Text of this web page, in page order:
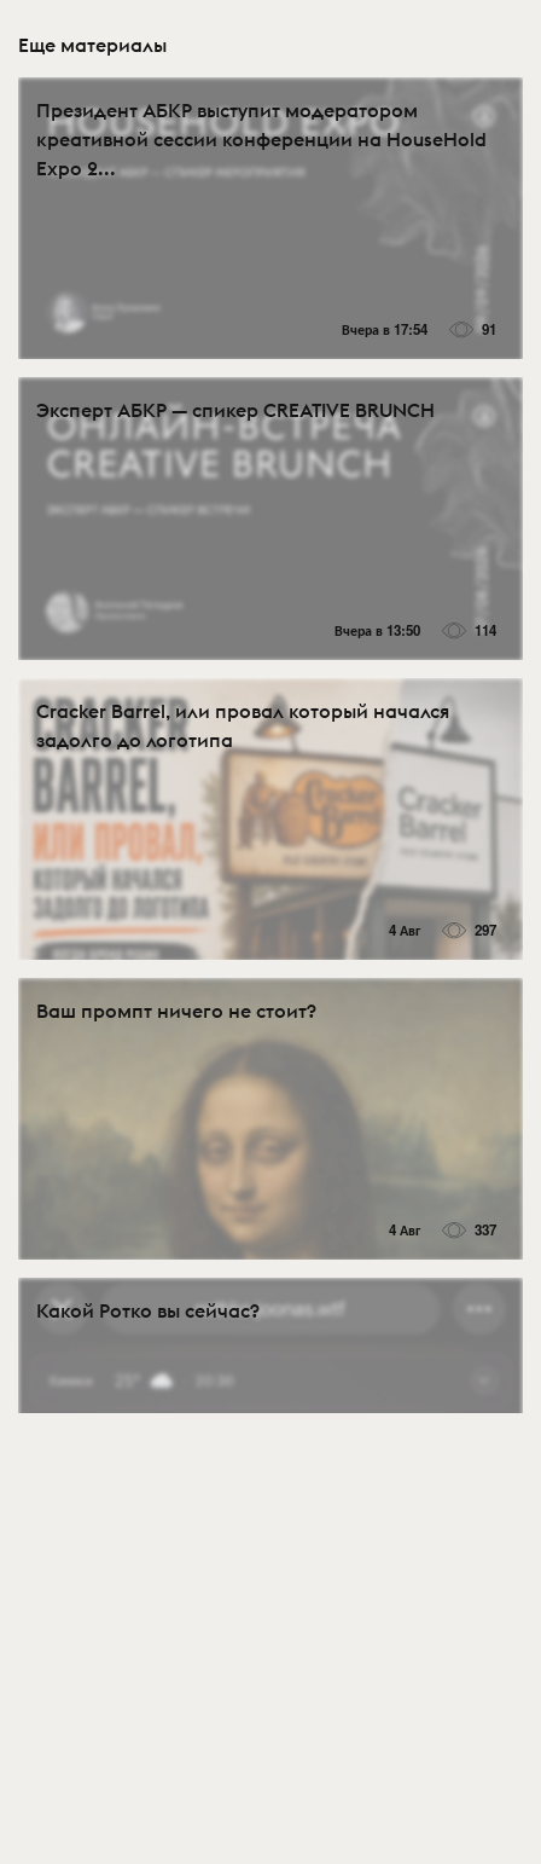
Еще материалы
Президент АБКР выступит модератором
креативной сессии конференции на HouseHold
Expo 2...
Вчера в 17:54 91
Эксперт АБКР — спикер CREATIVE BRUNCH
Вчера в 13:50 114
Cracker Barrel, или провал который начался
задолго до логотипа
4 Авг 297
Ваш промпт ничего не стоит?
4 Авг 337
Какой Ротко вы сейчас?